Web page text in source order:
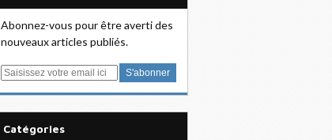
Abonnez-vous pour être averti des
nouveaux articles publiés.
E
Catégories